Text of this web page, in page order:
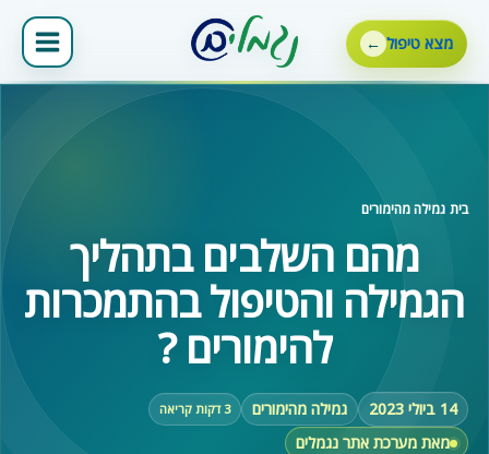
לתוכןמצא טיפול
בית‹גמילה מהימורים
מהם השלבים בתהליך
הגמילה והטיפול בהתמכרות
להימורים ?
14 ביולי 2023 גמילה מהימורים 3 דקות קריאה
מאת מערכת אתר נגמלים